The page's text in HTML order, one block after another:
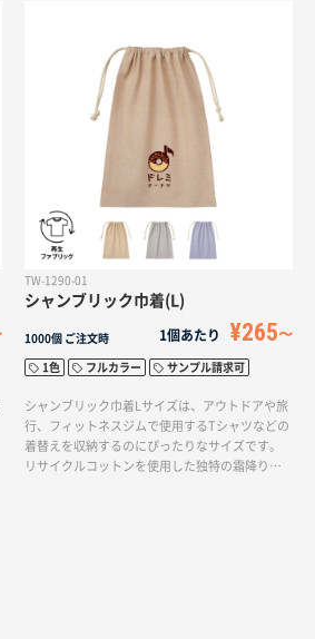
TW-1290-01
シャンブリック巾着(L)
1000個 ご注文時 1個あたり ¥265
1色 フルカラー サンプル請求可
シャンブリック巾着Lサイズは、アウトドアや旅
行、フィットネスジムで使用するTシャツなどの
着替えを収納するのにぴったりなサイズです。
リサイクルコットンを使用した独特の霜降り調